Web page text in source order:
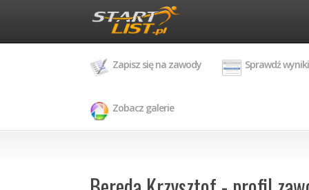
Zapisz się na zawody Sprawdź wyniki
Zobacz galerie